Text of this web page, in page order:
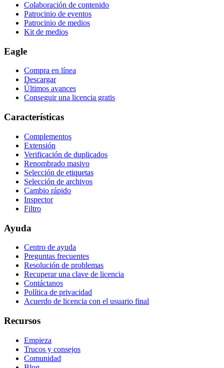
Colaboración de contenido
Patrocinio de eventos
Patrocinio de medios
Kit de medios
Eagle
Compra en línea
Descargar
Últimos avances
Conseguir una licencia gratis
Características
Complementos
Extensión
Verificación de duplicados
Renombrado masivo
Selección de etiquetas
Selección de archivos
Cambio rápido
Inspector
Filtro
Ayuda
Centro de ayuda
Preguntas frecuentes
Resolución de problemas
Recuperar una clave de licencia
Contáctanos
Política de privacidad
Acuerdo de licencia con el usuario final
Recursos
Empieza
Trucos y consejos
Comunidad